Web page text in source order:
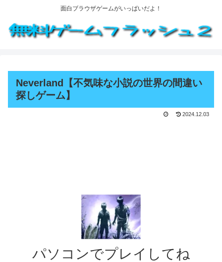
面白ブラウザゲームがいっぱいだよ！
Neverland【不気味な小説の世界の間違い
探しゲーム】
2024.12.03
パソコンでプレイしてね